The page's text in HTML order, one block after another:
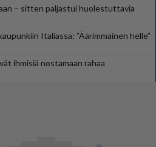
– sitten paljastui huolestuttavia
Italiassa: ”Äärimmäinen helle”
ihmisiä nostamaan rahaa